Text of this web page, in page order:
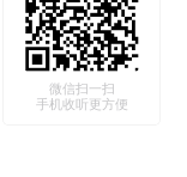
微信扫一扫
手机收听更方便